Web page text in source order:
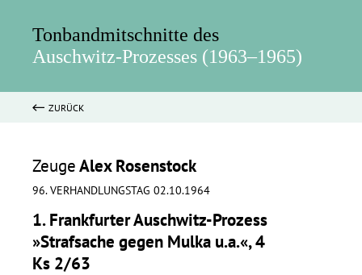
Tonbandmitschnitte des
Auschwitz-Prozesses (1963–1965)
ZURÜCK
ZeugeAlex Rosenstock
96. VERHANDLUNGSTAG 02.10.1964
1. Frankfurter Auschwitz-Prozess
»Strafsache gegen Mulka u.a.«, 4
Ks 2/63